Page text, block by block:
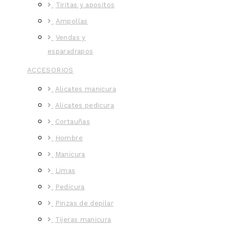
Tiritas y apositos
Ampollas
Vendas y
esparadrapos
ACCESORIOS
Alicates manicura
Alicates pedicura
Cortauñas
Hombre
Manicura
Limas
Pedicura
Pinzas de depilar
Tijeras manicura